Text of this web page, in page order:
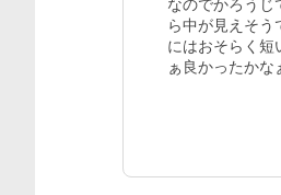
なのでかろうじ
ら中が見えそ
にはおそらく短
ぁ良かったかな